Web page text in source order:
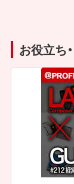
お役立ち